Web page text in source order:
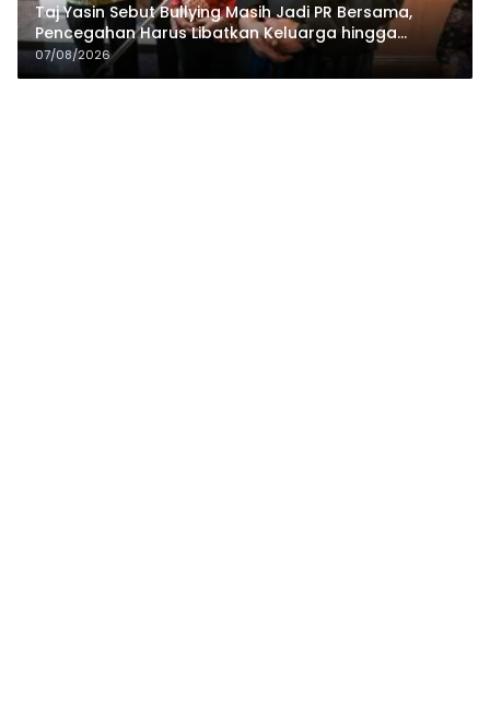
Taj Yasin Sebut Bullying Masih Jadi PR Bersama,
Pencegahan Harus Libatkan Keluarga hingga
Pesantren
07/08/2026